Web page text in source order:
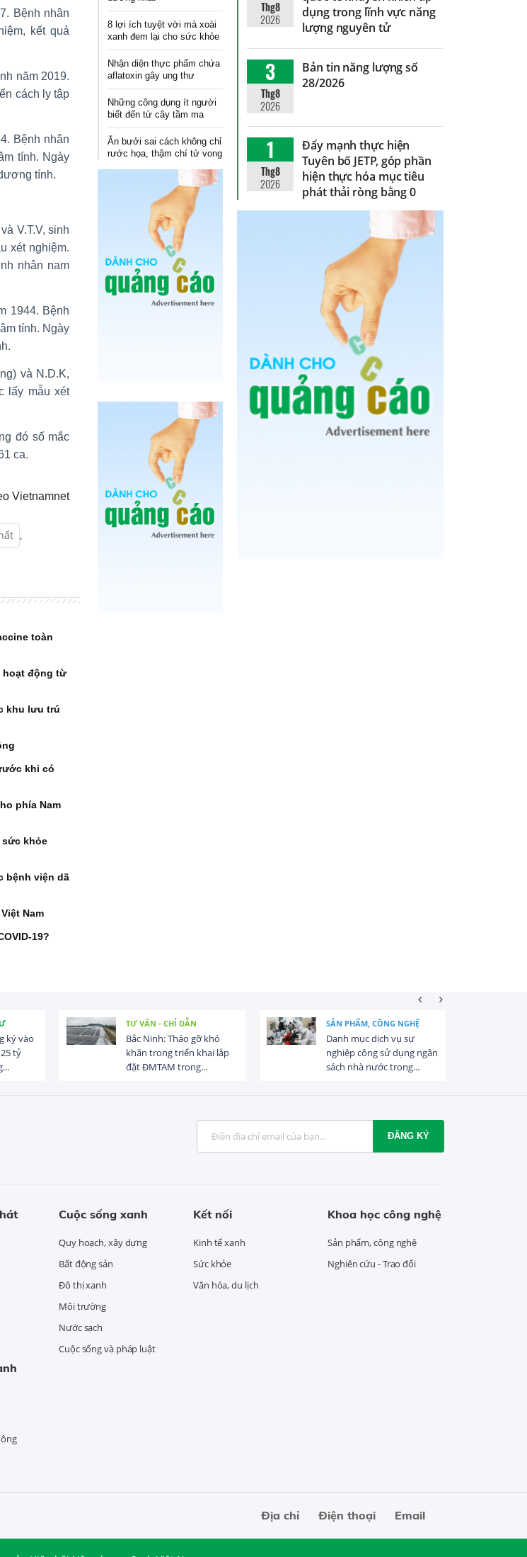
Bệnh nhân
kết quả
năm 2019.
cách ly tập
Bệnh nhân
tính. Ngày
tính.
V.T.V, sinh
xét nghiệm.
nhân nam
1944. Bệnh
tính. Ngày
và N.D.K,
lấy mẫu xét
đó số mắc
ca.
Vietnamnet
,
toàn
hoạt động từ
khu lưu trú
khi có
phía Nam
sức khỏe
bệnh viện dã
Nam
19?
8 lợi ích tuyệt vời mà xoài
xanh đem lại cho sức khỏe
Nhận diện thực phẩm chứa
aflatoxin gây ung thư
Những công dụng ít người
biết đến từ cây tầm ma
Ăn bưởi sai cách không chỉ
rước họa, thậm chí tử vong
Thg8
2026
dụng trong lĩnh vực năng
lượng nguyên tử
3
Thg8
2026
Bản tin năng lượng số
28/2026
1
Thg8
2026
Đẩy mạnh thực hiện
Tuyên bố JETP, góp phần
hiện thực hóa mục tiêu
phát thải ròng bằng 0
ký vào
tỷ
TƯ VẤN - CHỈ DẪN
Bắc Ninh: Tháo gỡ khó
khăn trong triển khai lắp
đặt ĐMTAM trong...
SẢN PHẨM, CÔNG NGHỆ
Danh mục dịch vụ sự
nghiệp công sử dụng ngân
sách nhà nước trong...
ĐĂNG KÝ
Cuộc sống xanh
Quy hoạch, xây dựng
Bất động sản
Đô thị xanh
Môi trường
Nước sạch
Cuộc sống và pháp luật
Kết nối
Kinh tế xanh
Sức khỏe
Văn hóa, du lịch
Khoa học công nghệ
Sản phẩm, công nghệ
Nghiên cứu - Trao đổi
Email
Điện thoại
Địa chỉ